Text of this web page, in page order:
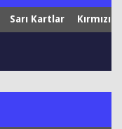
Sarı Kartlar Kırmızı